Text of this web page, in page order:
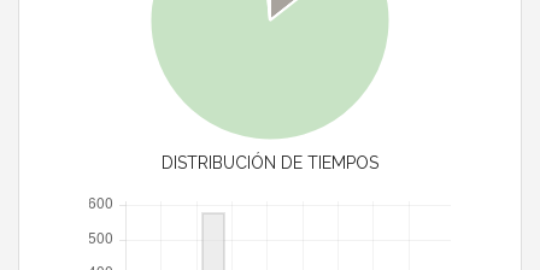
DISTRIBUCIÓN DE TIEMPOS